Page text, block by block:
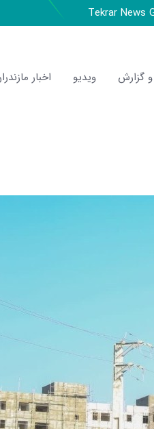
Tekrar News
و گزارش ویدیو اخبار